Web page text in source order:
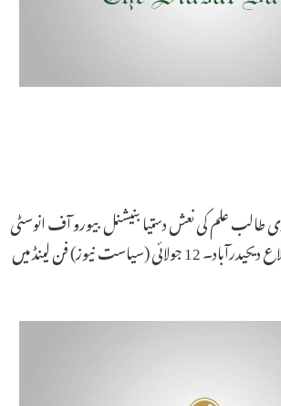
طالب علم کی نعش دستیابنیشنل بیورو آف انوسٹی
گیشن نے والدین کو اطلاع دیحیدرآباد۔ 12 جولائی (سیاست نیوز) فن لینڈ میں